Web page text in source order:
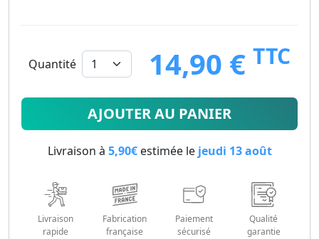
Quantité 14,90 € TTC
14.9€
AJOUTER AU PANIER
Livraison à 5,90€estimée le jeudi 13 août
Livraison
rapide
Fabrication
française
Paiement
sécurisé
Qualité
garantie